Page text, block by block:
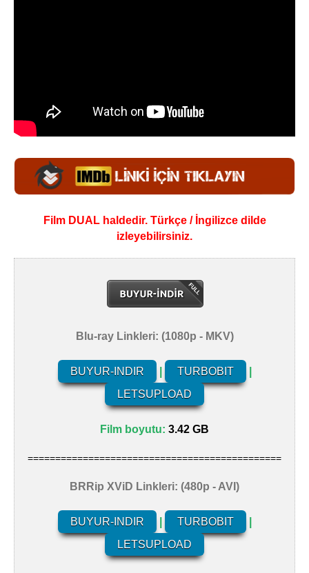
Film DUAL haldedir. Türkçe / İngilizce dilde
izleyebilirsiniz.
Blu-ray Linkleri: (1080p - MKV)
BUYUR-INDIR TURBOBIT
LETSUPLOAD
Film boyutu: 3.42 GB
==============================================
BRRip XViD Linkleri: (480p - AVI)
BUYUR-INDIR TURBOBIT
LETSUPLOAD